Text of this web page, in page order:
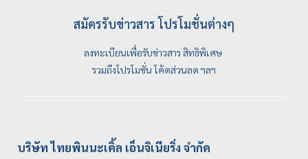
สมัครรับข่าวสาร โปรโมชั่นต่างๆ
ลงทะเบียนเพื่อรับข่าวสาร สิทธิพิเศษ
รวมถึงโปรโมชั่น โค้ดส่วนลด ฯลฯ
บริษัท ไทยพินนะเคิ้ล เอ็นจิเนียริ่ง จำกัด